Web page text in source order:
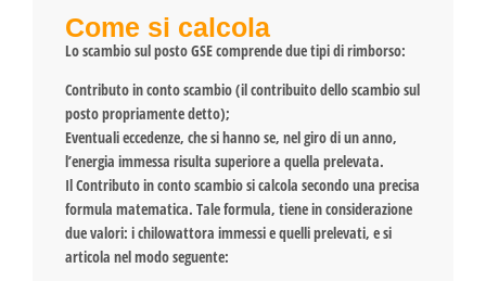
Come si calcola
Lo scambio sul posto GSE comprende due tipi di rimborso:
Contributo in conto scambio (il contribuito dello scambio sul
posto propriamente detto);
Eventuali eccedenze, che si hanno se, nel giro di un anno,
l’energia immessa risulta superiore a quella prelevata.
Il Contributo in conto scambio si calcola secondo una precisa
formula matematica. Tale formula, tiene in considerazione
due valori: i chilowattora immessi e quelli prelevati, e si
articola nel modo seguente: